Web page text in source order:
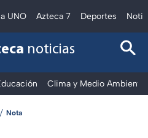
UNO Azteca 7 Deportes
noticias
Clima y Medio Ambiente
Nota